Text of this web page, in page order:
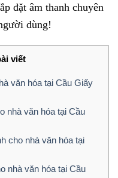
đặt âm thanh chuyên
dùng!
viết
văn hóa tại Cầu Giấy
nhà văn hóa tại Cầu
cho nhà văn hóa tại
nhà văn hóa tại Cầu